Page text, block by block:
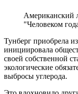
Американский
"Человеком
Тунберг приобрела
инициировала
своей собственной
экологические
выбросы углерода.